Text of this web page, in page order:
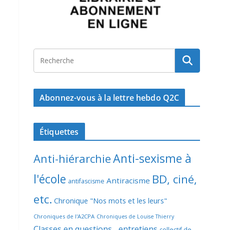
Abonnez-vous à la lettre hebdo Q2C
Étiquettes
Anti-hiérarchieAnti-sexisme à
l'école antifascisme Antiracisme BD, ciné,
etc. Chronique "Nos mots et les leurs"
Chroniques de l'A2CPA Chroniques de Louise Thierry